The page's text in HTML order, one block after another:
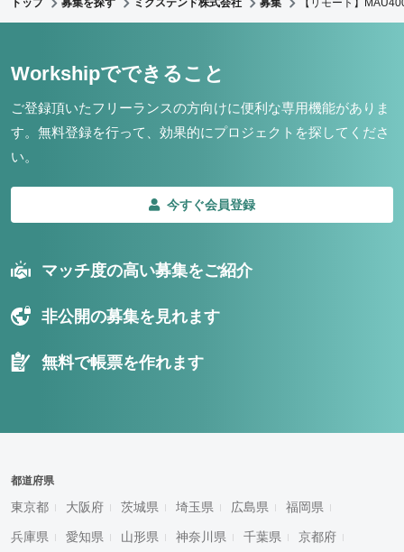
トップ 募集を探す ミクステンド株式会社 募集 【リモート】
Workshipでできること
ご登録頂いたフリーランスの方向けに便利な専用機能がありま
す。 無料登録を行って、効果的にプロジェクトを探してくださ
い。
今すぐ会員登録
マッチ度の高い募集をご紹介
非公開の募集を見れます
無料で帳票を作れます
都道府県
東京都 大阪府 茨城県 埼玉県 広島県 福岡県
兵庫県 愛知県 山形県 神奈川県 千葉県 京都府